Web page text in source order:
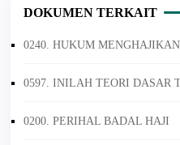
DOKUMEN TERKAIT
0240. HUKUM
0597. INILAH TEORI DASAR
0200. PERIHAL BADAL HAJI